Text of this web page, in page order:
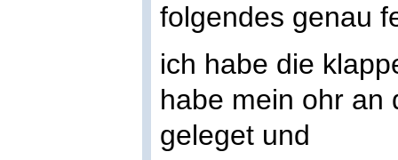
folgendes genau
ich habe die
habe mein ohr an
geleget und